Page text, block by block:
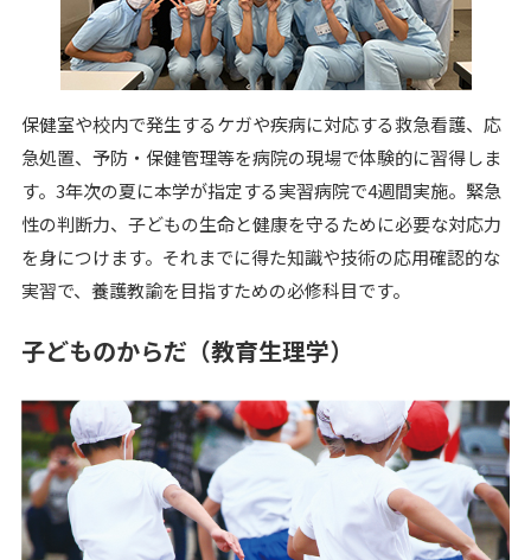
保健室や校内で発生するケガや疾病に対応する救急看護、応
急処置、予防・保健管理等を病院の現場で体験的に習得しま
す。3年次の夏に本学が指定する実習病院で4週間実施。緊急
性の判断力、子どもの生命と健康を守るために必要な対応力
を身につけます。それまでに得た知識や技術の応用確認的な
実習で、養護教諭を目指すための必修科目です。
子どものからだ（教育生理学）